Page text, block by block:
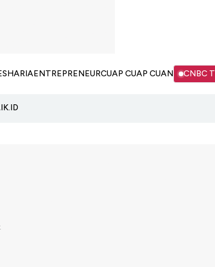
SHARIAENTREPRENEURCUAP CUAP CUAN CNBC